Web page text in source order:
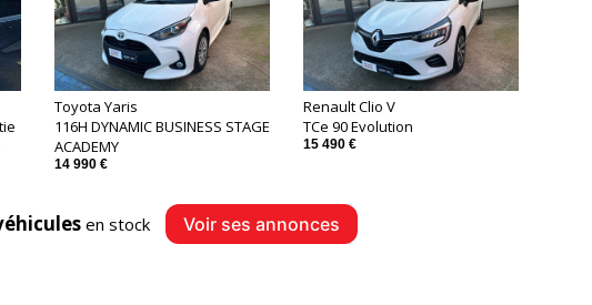
Toyota Yaris
116H DYNAMIC BUSINESS STAGE
ACADEMY
14 990 €
Renault Clio V
TCe 90 Evolution
15 490 €
en stock Voir ses annonces